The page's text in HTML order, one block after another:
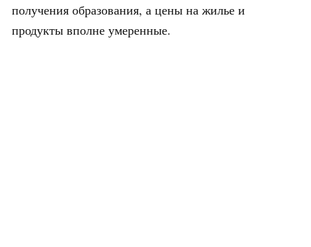
получения образования, а цены на жилье и
продукты вполне умеренные.